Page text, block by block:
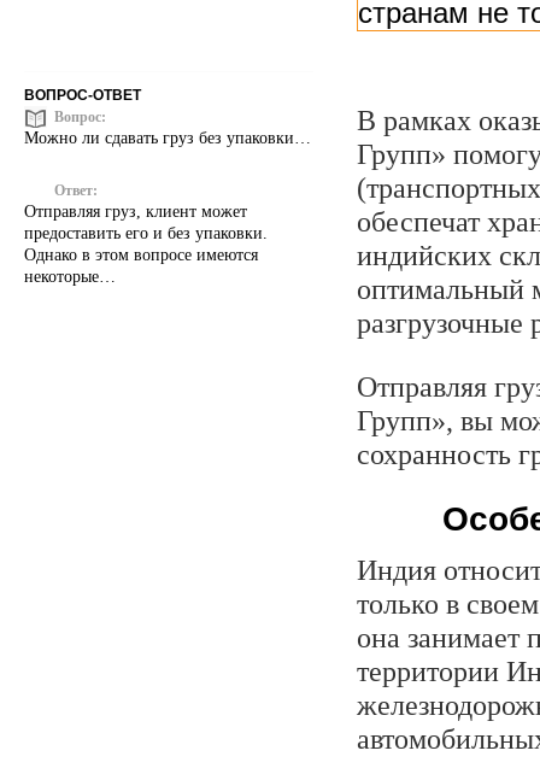
В рамках
Групп»
обеспечат
индийских
оптимальный
разгрузочные
Отправляя
Групп», вы
сохранность
Индия
только в
она занимает
территории
ВОПРОС-ОТВЕТ
Вопрос:
Можно ли сдавать груз без упаковки…
Ответ:
Отправляя груз, клиент может
предоставить его и без упаковки.
Однако в этом вопросе имеются
некоторые…